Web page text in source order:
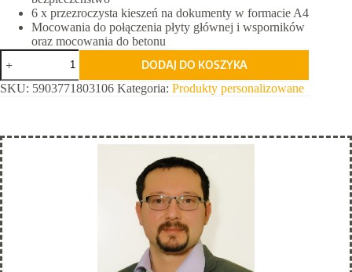
6 x przezroczysta kieszeń na dokumenty w formacie A4
Mocowania do połączenia płyty głównej i wsporników
oraz mocowania do betonu
ilość
Niebieski
Standard
DODAJ DO KOSZYKA
SKU: 5903771803106 Kategoria: Produkty personalizowane